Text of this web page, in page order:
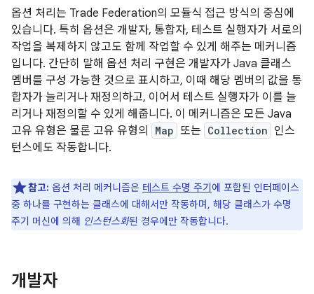
옵션 처리는 Trade Federation의 모듈식 접근 방식의 중심에
있습니다. 특히 옵션은 개발자, 통합자, 테스트 실행자가 서로의
작업을 복제하지 않고도 함께 작업할 수 있게 해주는 메커니즘
입니다. 간단히 말해 옵션 처리 구현은 개발자가 Java 클래스
멤버를 구성 가능한 것으로 표시하고, 이때 해당 멤버의 값을 통
합자가 늘리거나 재정의하고, 이어서 테스트 실행자가 이를 늘
리거나 재정의할 수 있게 해줍니다. 이 메커니즘은 모든 Java
고유 유형은 물론 고유 유형의
Map 또는 Collection 인스
턴스에도 작동합니다.
참고: 옵션 처리 메커니즘은 테스트 수명 주기에 포함된 인터페이스
중 하나를 구현하는 클래스에 대해서만 작동하며, 해당 클래스가 수명
주기 머신에 의해 인스턴스화된 경우에만 작동합니다.
개발자